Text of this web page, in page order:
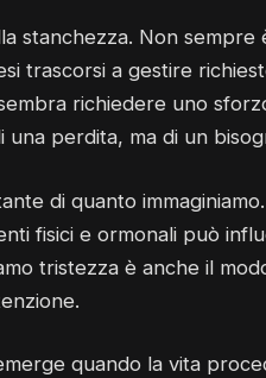
stanchezza. Non
trascorsi a gestire
richiedere uno
perdita, ma di un
di quanto
fisici e ormonali può
tristezza è anche il
quando la vita